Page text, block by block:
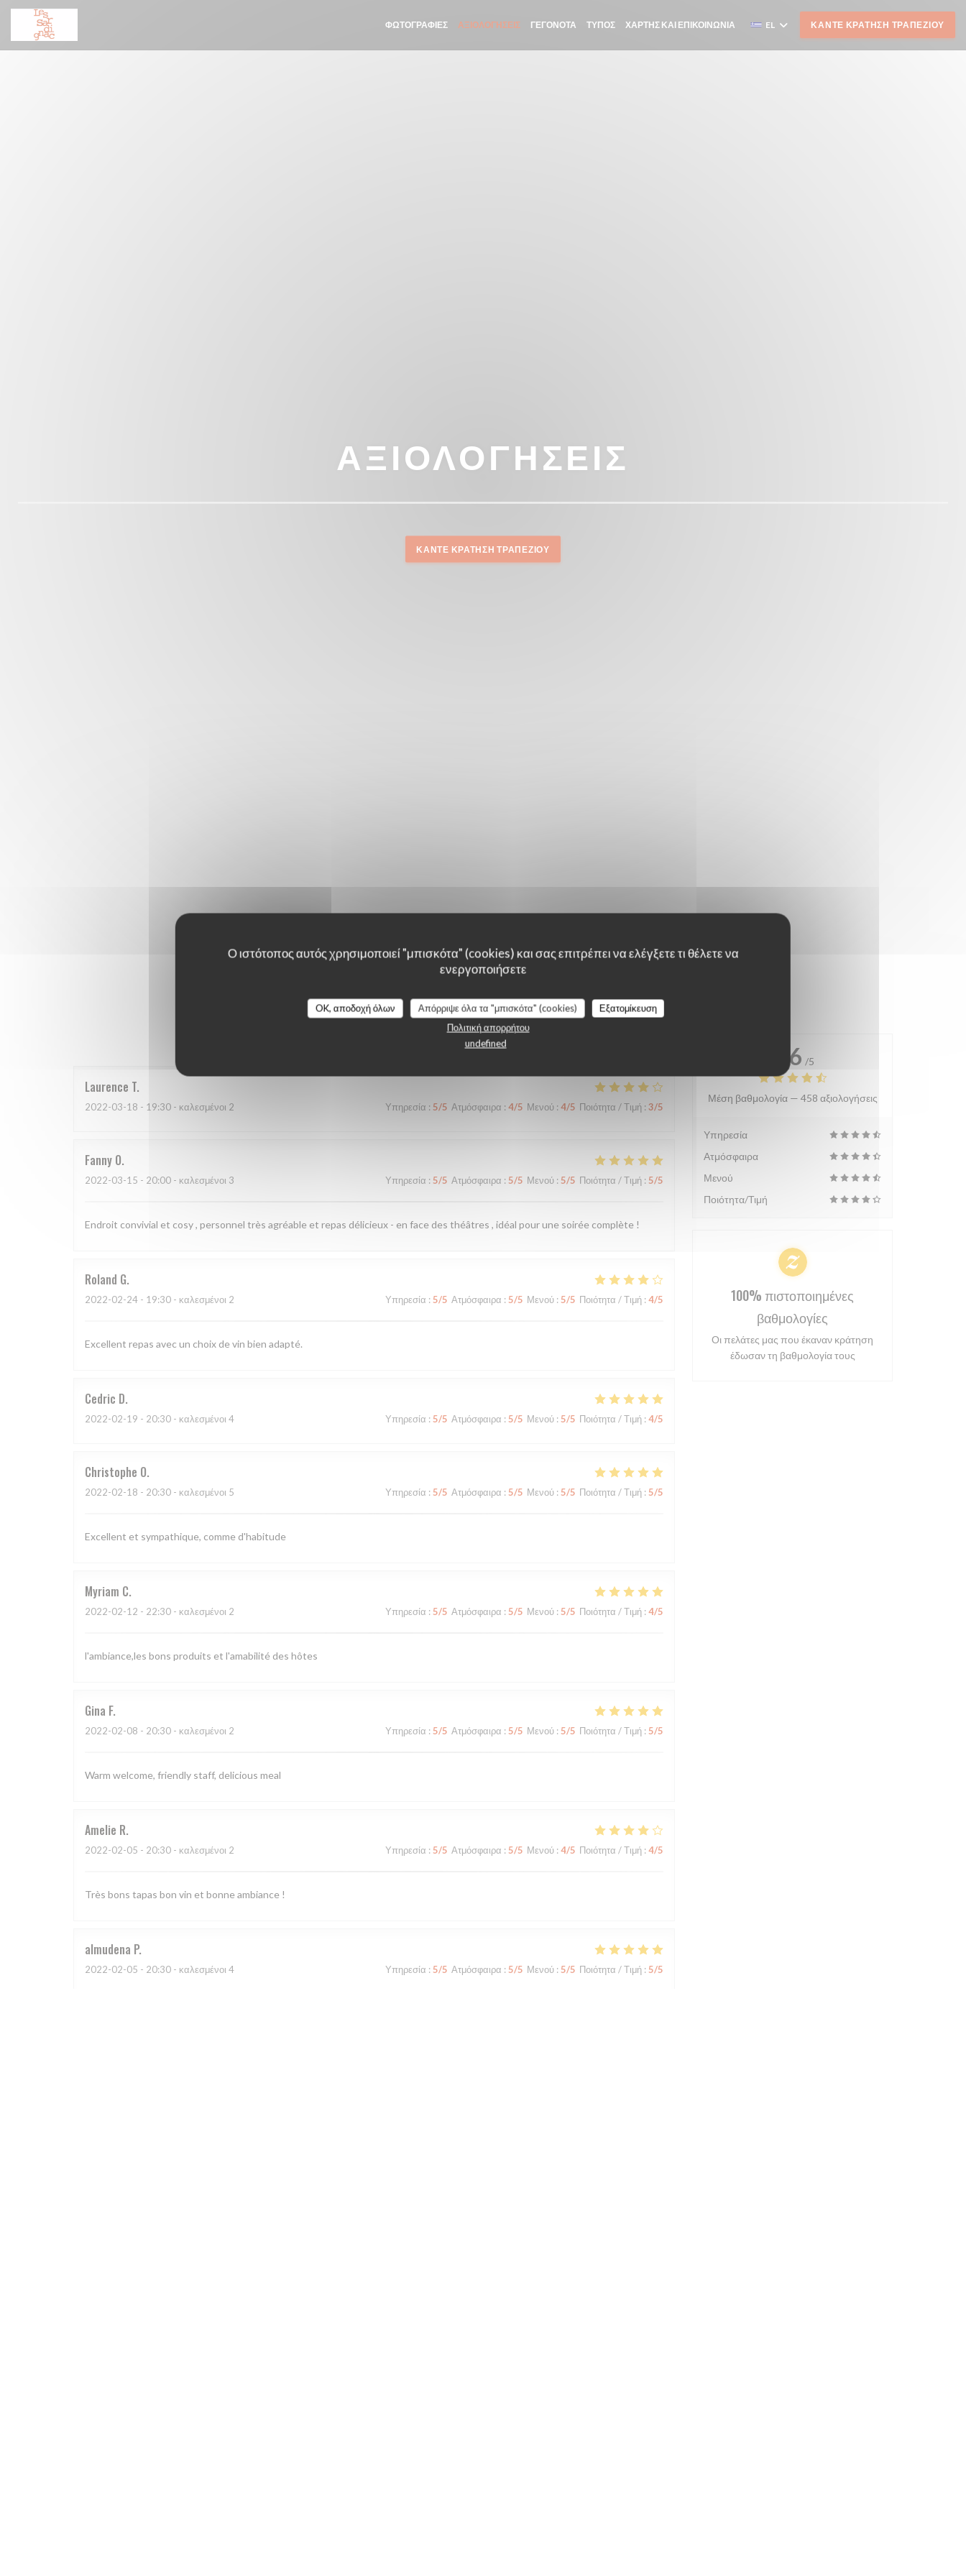
Πίνακας διαχείρισης "Μπισκότων" (Cookies)
Ο ιστότοπος αυτός χρησιμοποιεί "μπισκότα" (cookies) και σας επιτρέπει να ελέγξετε τι θέλετε να
ενεργοποιήσετε
OK, αποδοχή όλων Απόρριψε όλα τα "μπισκότα" (cookies)
Εξατομίκευση
Πολιτική απορρήτου
undefined
ΦΩΤΟΓΡΑΦΊΕΣ ΑΞΙΟΛΟΓΉΣΕΙΣ ΓΕΓΟΝΌΤΑ ΤΎΠΟΣ ΧΆΡΤΗΣ ΚΑΙ ΕΠΙΚΟΙΝΩΝΊΑ EL ΚΆΝΤΕ ΚΡΆΤΗΣΗ ΤΡΑΠΕΖΙΟΎ
ΑΞΙΟΛΟΓΉΣΕΙΣ
ΚΆΝΤΕ ΚΡΆΤΗΣΗ ΤΡΑΠΕΖΙΟΎ
Οι βαθμολογίες πελατών μας
Laurence T
2022-03-18 - 19:30 - καλεσμένοι 2 Υπηρεσία : 5/5 Ατμόσφαιρα : 4/5 Μενού : 4/5 Ποιότητα / Τιμή : 3/5
Fanny O
2022-03-15 - 20:00 - καλεσμένοι 3 Υπηρεσία : 5/5 Ατμόσφαιρα : 5/5 Μενού : 5/5 Ποιότητα / Τιμή : 5/5
Endroit convivial et cosy , personnel très agréable et repas délicieux - en face des théâtres , idéal pour une soirée complète !
Roland G
2022-02-24 - 19:30 - καλεσμένοι 2 Υπηρεσία : 5/5 Ατμόσφαιρα : 5/5 Μενού : 5/5 Ποιότητα / Τιμή : 4/5
Excellent repas avec un choix de vin bien adapté.
Cedric D
2022-02-19 - 20:30 - καλεσμένοι 4 Υπηρεσία : 5/5 Ατμόσφαιρα : 5/5 Μενού : 5/5 Ποιότητα / Τιμή : 4/5
Christophe O
2022-02-18 - 20:30 - καλεσμένοι 5 Υπηρεσία : 5/5 Ατμόσφαιρα : 5/5 Μενού : 5/5 Ποιότητα / Τιμή : 5/5
Excellent et sympathique, comme d'habitude
Myriam C
2022-02-12 - 22:30 - καλεσμένοι 2 Υπηρεσία : 5/5 Ατμόσφαιρα : 5/5 Μενού : 5/5 Ποιότητα / Τιμή : 4/5
l'ambiance,les bons produits et l'amabilité des hôtes
Gina F
2022-02-08 - 20:30 - καλεσμένοι 2 Υπηρεσία : 5/5 Ατμόσφαιρα : 5/5 Μενού : 5/5 Ποιότητα / Τιμή : 5/5
Warm welcome, friendly staff, delicious meal
Amelie R
2022-02-05 - 20:30 - καλεσμένοι 2 Υπηρεσία : 5/5 Ατμόσφαιρα : 5/5 Μενού : 4/5 Ποιότητα / Τιμή : 4/5
Très bons tapas bon vin et bonne ambiance !
almudena P
2022-02-05 - 20:30 - καλεσμένοι 4 Υπηρεσία : 5/5 Ατμόσφαιρα : 5/5 Μενού : 5/5 Ποιότητα / Τιμή : 5/5
4.6 /5
Μέση βαθμολογία — 458 αξιολογήσεις
Υπηρεσία
Ατμόσφαιρα
Μενού
Ποιότητα/Τιμή
100% πιστοποιημένες
βαθμολογίες
Οι πελάτες μας που έκαναν κράτηση
έδωσαν τη βαθμολογία τους